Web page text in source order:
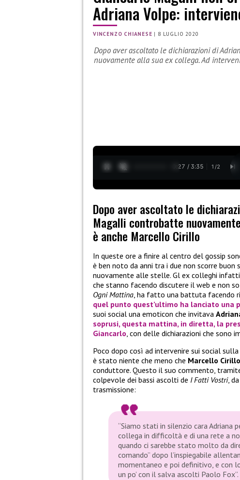
Adriana Volpe:
VINCENZO CHIANESE | 8 LUGLIO 2020
Dopo aver ascoltato le dichiarazioni di
nuovamente alla sua ex collega. Ad
0:28 / 3:35 1 /2
Dopo aver ascoltato le
Magalli controbatte
è anche Marcello Cirillo
In queste ore a finire al centro del gossip
è ben noto da anni tra i due non scorre buon
nuovamente alle stelle. Gl ex colleghi
che stanno facendo discutere il web e non
Ogni Mattina, ha fatto una battuta facendo
quel punto quest’ultimo ha lanciato una
suoi social una emoticon che invitava
soprusi, questa mattina, in diretta, la
Giancarlo, con delle dichiarazioni che sono
Poco dopo così ad intervenire sui social
è stato niente che meno che Marcello Cirillo
conduttore. Questo il suo commento,
colpevole dei bassi ascolti de I Fatti Vostri,
trasmissione:
“Siamo stati in silenzio cara Adriana
collega in difficoltà e di una rete a
quando ci sarebbe stato molto da
comando” dopo l’inspiegabile
momentaneo e poi definitivo, e con
un po’ con il salva ascolti Paolo Fox”.